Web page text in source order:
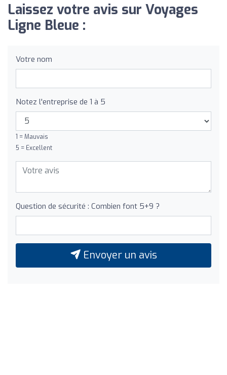
Laissez votre avis sur Voyages
Ligne Bleue :
Votre nom
Notez l'entreprise de 1 à 5
1 = Mauvais
5 = Excellent
Question de sécurité : Combien font 5+9 ?
Envoyer un avis